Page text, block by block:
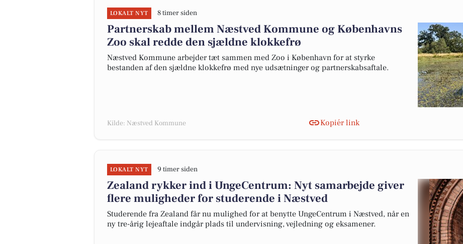
LOKALT NYT 8 timer siden
Partnerskab mellem Næstved Kommune og Københavns
Zoo skal redde den sjældne klokkefrø
Næstved Kommune arbejder tæt sammen med Zoo i København for at styrke
bestanden af den sjældne klokkefrø med nye udsætninger og partnerskabsaftale.
Kilde: Næstved Kommune Kopiér link
LOKALT NYT 9 timer siden
Zealand rykker ind i UngeCentrum: Nyt samarbejde giver
flere muligheder for studerende i Næstved
Studerende fra Zealand får nu mulighed for at benytte UngeCentrum i Næstved, når en
ny tre-årig lejeaftale indgår plads til undervisning, vejledning og eksamener.